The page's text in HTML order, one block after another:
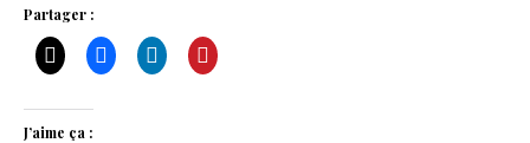
Partager :
J’aime ça :